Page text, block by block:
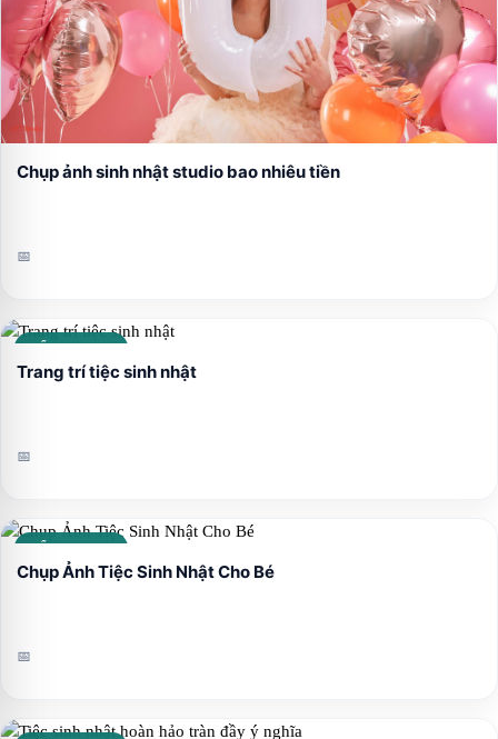
Chụp ảnh sinh nhật studio bao nhiêu tiền
📅
CẨM NANG
Trang trí tiệc sinh nhật
📅
CẨM NANG
Chụp Ảnh Tiệc Sinh Nhật Cho Bé
📅